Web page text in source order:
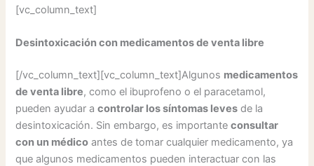
[vc_column_text]
Desintoxicación con medicamentos de venta libre
[/vc_column_text][vc_column_text]Algunos medicamentos
de venta libre, como el ibuprofeno o el paracetamol,
pueden ayudar acontrolar los síntomas leves de la
desintoxicación. Sin embargo, es importanteconsultar
con un médico antes de tomar cualquier medicamento, ya
que algunos medicamentos pueden interactuar con las